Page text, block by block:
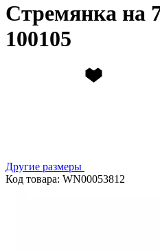
Стремянка на
100105
Другие размеры
Код товара: WN00053812